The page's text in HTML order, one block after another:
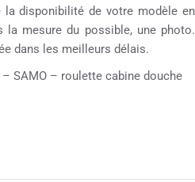
disponibilité de votre modèle en
la mesure du possible, une photo.
dans les meilleurs délais.
– roulette cabine douche